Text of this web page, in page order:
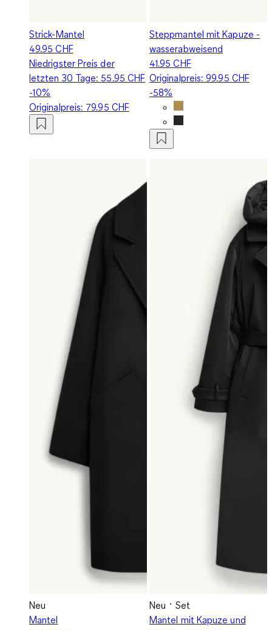
Strick-Mantel
49.95 CHF
Niedrigster Preis der
letzten 30 Tage: 55.95 CHF
-10%
Originalpreis: 79.95 CHF
Steppmantel mit Kapuze -
wasserabweisend
41.95 CHF
Originalpreis:99.95 CHF
-58%
Neu
Mantel
Neu
Set
Mantel mit Kapuze und